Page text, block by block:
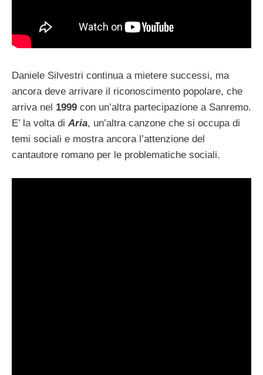
Daniele Silvestri continua a mietere successi, ma
ancora deve arrivare il riconoscimento popolare, che
arriva nel 1999 con un’altra partecipazione a Sanremo.
E’ la volta di Aria, un’altra canzone che si occupa di
temi sociali e mostra ancora l’attenzione del
cantautore romano per le problematiche sociali.